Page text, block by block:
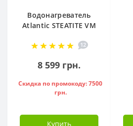
Водонагреватель
Atlantic STEATITE VM
851188
12
8 599 грн.
Скидка по промокоду: 7500
грн.
Купить